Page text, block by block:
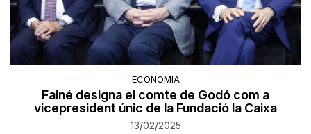
ECONOMIA
Fainé designa el comte de Godó com a
vicepresident únic de la Fundació la Caixa
13/02/2025